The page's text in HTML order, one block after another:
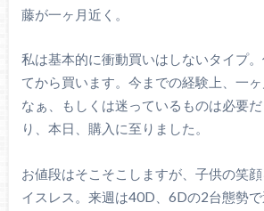
藤が一ヶ月近く。
私は基本的に衝動買いはしないタイプ
てから買います。今までの経験上、一
なぁ、もしくは迷っているものは必要
り、本日、購入に至りました。
お値段はそこそこしますが、子供の笑
イスレス。来週は40D、6Dの2台態勢で